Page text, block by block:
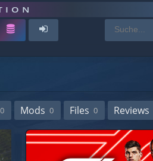
0 Mods 0 Files 0 Reviews